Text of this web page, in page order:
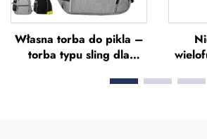
Własna torba do pikla –
torba typu sling dla
możliwością regulacji,
sportu